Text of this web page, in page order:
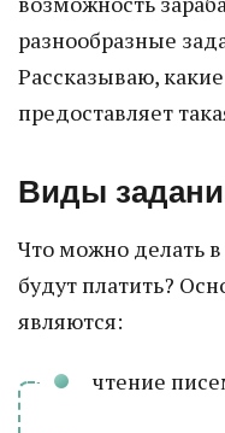
разнообразные
Рассказываю,
предоставляет
Виды
Что можно делать
будут платить?
являются:
чтение